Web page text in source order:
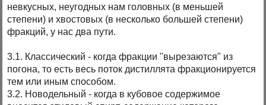
невкусных, неугодных нам головных (в меньшей
степени) и хвостовых (в несколько большей степени)
фракций, у нас два пути.
3.1. Классический - когда фракции "вырезаются" из
погона, то есть весь поток дистиллята фракционируется
тем или иным способом.
3.2. Новодельный - когда в кубовое содержимое